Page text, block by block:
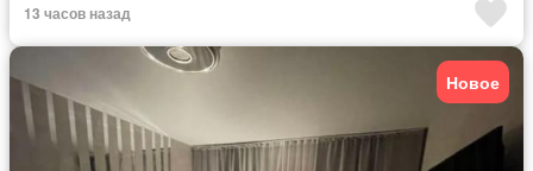
13 часов назад
Новое